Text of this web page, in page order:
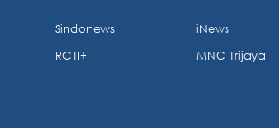
Sindonews
RCTI+
iNews
MNC Trijaya